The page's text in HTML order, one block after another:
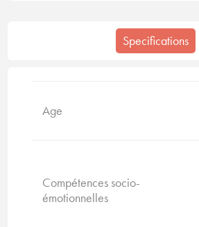
Specifications
Age
Compétences socio-
émotionnelles